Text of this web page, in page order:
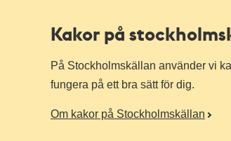
Kakor på
På Stockholmskällan använder vi
fungera på ett bra sätt för dig.
Om kakor på Stockholmskällan